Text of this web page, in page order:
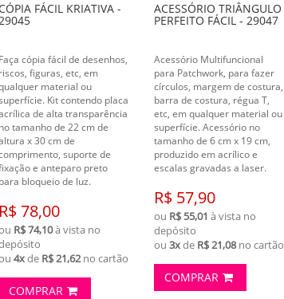
CÓPIA FÁCIL KRIATIVA -
Faça cópia fácil de desenhos,
riscos, figuras, etc, em
material ou
Kit contendo placa
de alta transparência
no tamanho de 22 cm de
x 30 cm de
suporte de
e anteparo preto
para bloqueio de luz.
R$ 78,00
R$ 74,10à vista no
4xde R$ 21,62no cartão
COMPRAR
ACESSÓRIO TRIÂNGULO
PERFEITO FÁCIL - 29047
Acessório Multifuncional
para Patchwork, para fazer
círculos, margem de costura,
barra de costura, régua T,
etc, em qualquer material ou
superfície. Acessório no
tamanho de 6 cm x 19 cm,
produzido em acrílico e
escalas gravadas a laser.
R$ 57,90
ou R$ 55,01 à vista no
depósito
ou 3xde R$ 21,08no cartão
COMPRAR